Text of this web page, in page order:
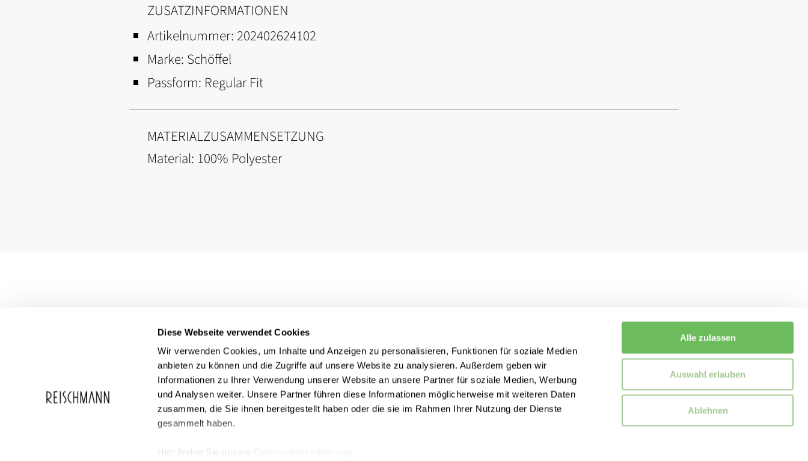
Diese Webseite verwendet Cookies
Wir verwenden Cookies, um Inhalte und Anzeigen zu personalisieren, Funktionen für soziale Medien
anbieten zu können und die Zugriffe auf unsere Website zu analysieren. Außerdem geben wir
Informationen zu Ihrer Verwendung unserer Website an unsere Partner für soziale Medien, Werbung
und Analysen weiter. Unsere Partner führen diese Informationen möglicherweise mit weiteren Daten
zusammen, die Sie ihnen bereitgestellt haben oder die sie im Rahmen Ihrer Nutzung der Dienste
gesammelt haben.
Hier finden Sie unsere
Alle zulassen
Auswahl erlauben
Ablehnen
ZUSATZINFORMATIONEN
Artikelnummer: 202402624102
Marke: Schöffel
Passform: Regular Fit
MATERIALZUSAMMENSETZUNG
Material: 100% Polyester
Reischmann
Über Reischmann
Events